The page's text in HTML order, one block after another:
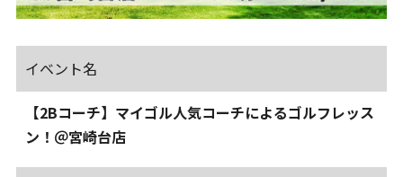
イベント名
【2Bコーチ】マイゴル人気コーチによるゴルフレッス
ン！＠宮崎台店